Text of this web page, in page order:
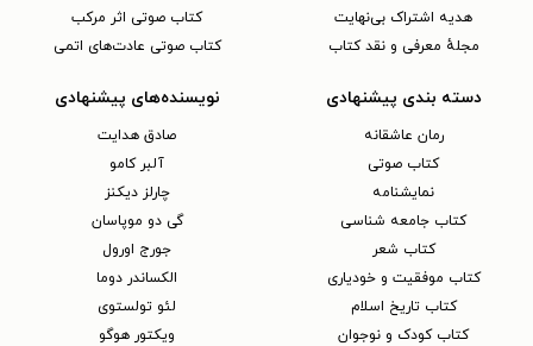
هدیه اشتراک بی‌نهایت
مجلهٔ معرفی و نقد کتاب
کتاب صوتی اثر مرکب
کتاب صوتی عادت‌های اتمی
دسته بندی پیشنهادی
رمان عاشقانه
کتاب‌ صوتی
نمایشنامه
کتاب جامعه شناسی
کتاب شعر
کتاب موفقیت و خودیاری
کتاب تاریخ اسلام
کتاب کودک و نوجوان
نویسنده‌های پیشنهادی
صادق هدایت
آلبر کامو
چارلز دیکنز
گی دو موپاسان
جورج اورول
الکساندر دوما
لئو تولستوی
ویکتور هوگو